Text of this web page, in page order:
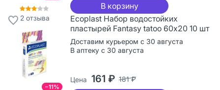
2 отзыва
В корзину
−11%
Ecoplast Набор водостойких
пластырей Fantasy tatoo 60х20 10 шт
Доставим курьером с 30 августа
В аптеку с 30 августа
Цена 161 ₽ 181 ₽